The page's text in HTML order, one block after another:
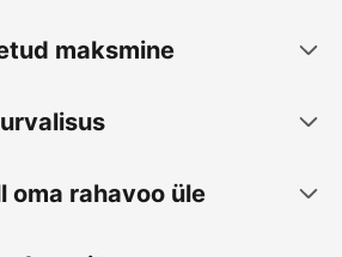
maksmine
oma rahavoo üle